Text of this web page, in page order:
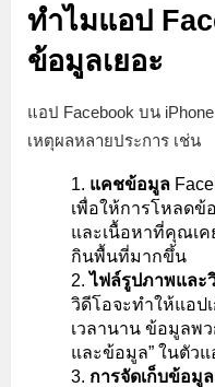
ทำไมแอป
ข้อมูลเยอะ
แอป Facebook บน
เหตุผลหลายประการ เช่น
แคชข้อมูล
เพื่อให้การโหลดข้
และเนื้อหาที่คุณเค
กินพื้นที่มากขึ้น
ไฟล์รูปภาพและ
วิดีโอจะทำให้แอป
เวลานาน ข้อมูลพ
และข้อมูล” ในตัวแ
การจัดเก็บข้อมู